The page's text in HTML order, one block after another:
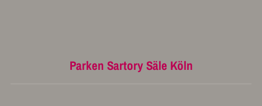
Parken Sartory Säle Köln